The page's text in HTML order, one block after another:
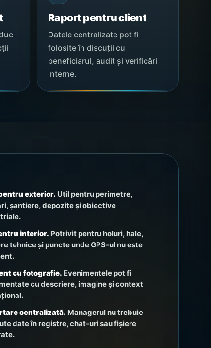
Raport pentru client
Datele centralizate pot fi
folosite în discuții cu
beneficiarul, audit și verificări
interne.
exterior. Util pentru perimetre,
șantiere, depozite și obiective
interior. Potrivit pentru holuri, hale,
tehnice și puncte unde GPS-ul nu este
cu fotografie. Evenimentele pot fi
cu descriere, imagine și context
centralizată. Managerul nu trebuie
date în registre, chat-uri sau fișiere